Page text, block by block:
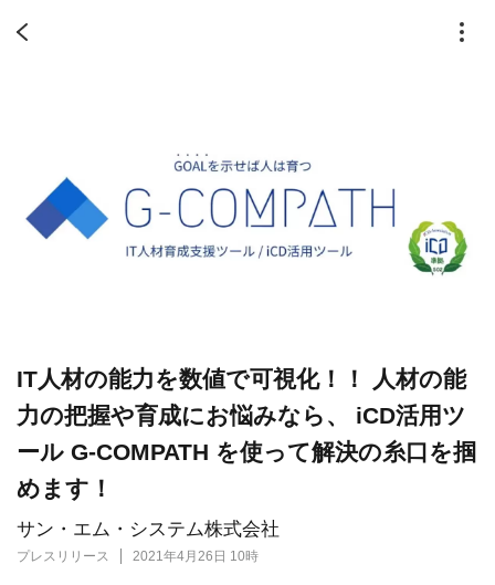
サン・エム・システム株式会社
プレスリリース 2021年4月26日 10時
IT人材の能力を数値で可視化！！ 人材の能
力の把握や育成にお悩みなら、 iCD活用ツ
ール G-COMPATH を使って解決の糸口を掴
めます！